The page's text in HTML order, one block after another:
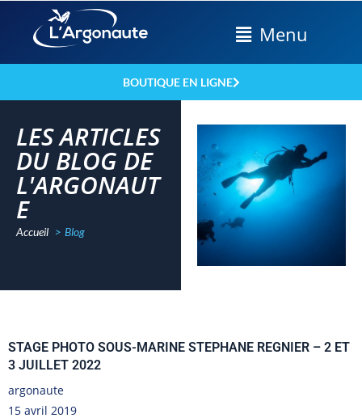
Menu
BOUTIQUE EN LIGNE
LES ARTICLES
DU BLOG DE
L'ARGONAUT
E
Accueil Blog
STAGE PHOTO SOUS-MARINE STEPHANE REGNIER – 2 ET
3 JUILLET 2022
argonaute
15 avril 2019